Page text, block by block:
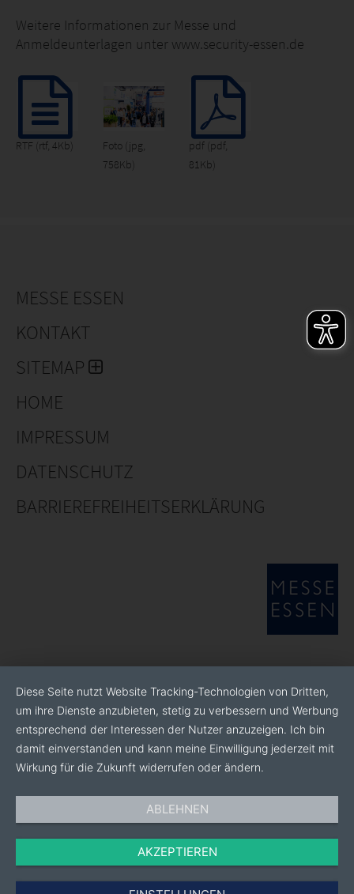
Weitere Informationen zur Messe und
Anmeldeunterlagen unter www.security-essen.de
RTF (rtf, 4Kb) Foto (jpg,
758Kb)
pdf (pdf,
81Kb)
MESSE ESSEN
KONTAKT
SITEMAP
HOME
IMPRESSUM
DATENSCHUTZ
BARRIEREFREIHEITSERKLÄRUNG
Diese Seite nutzt Website Tracking-Technologien von Dritten,
um ihre Dienste anzubieten, stetig zu verbessern und Werbung
entsprechend der Interessen der Nutzer anzuzeigen. Ich bin
damit einverstanden und kann meine Einwilligung jederzeit mit
Wirkung für die Zukunft widerrufen oder ändern.
ABLEHNEN
AKZEPTIEREN